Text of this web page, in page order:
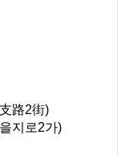
路2街)
지로2가)